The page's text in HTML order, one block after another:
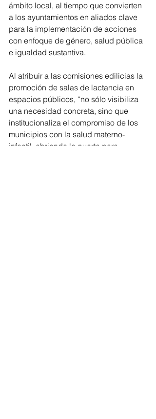
ámbito local, al tiempo que convierten
a los ayuntamientos en aliados clave
para la implementación de acciones
con enfoque de género, salud pública
e igualdad sustantiva.
Al atribuir a las comisiones edilicias la
promoción de salas de lactancia en
espacios públicos, “no sólo visibiliza
una necesidad concreta, sino que
institucionaliza el compromiso de los
municipios con la salud materno-
infantil, abriendo la puerta para